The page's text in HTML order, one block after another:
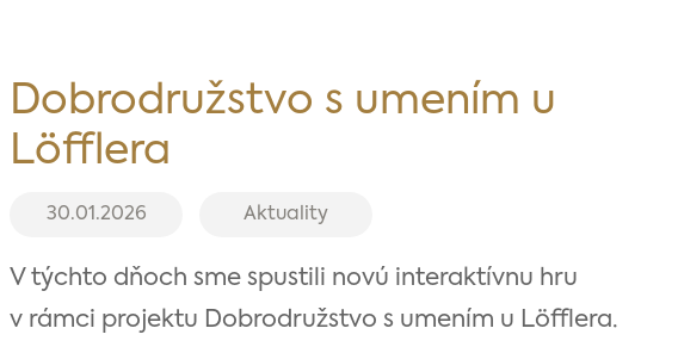
Dobrodružstvo s umením u
Löfflera
30.01.2026 Aktuality
V týchto dňoch sme spustili novú interaktívnu hru
v rámci projektu Dobrodružstvo s umením u Löfflera.